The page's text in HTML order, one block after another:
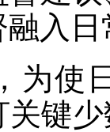
入
使日
关键